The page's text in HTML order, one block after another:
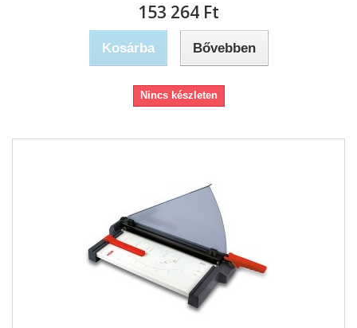
153 264 Ft‎
Kosárba Bővebben
Nincs készleten